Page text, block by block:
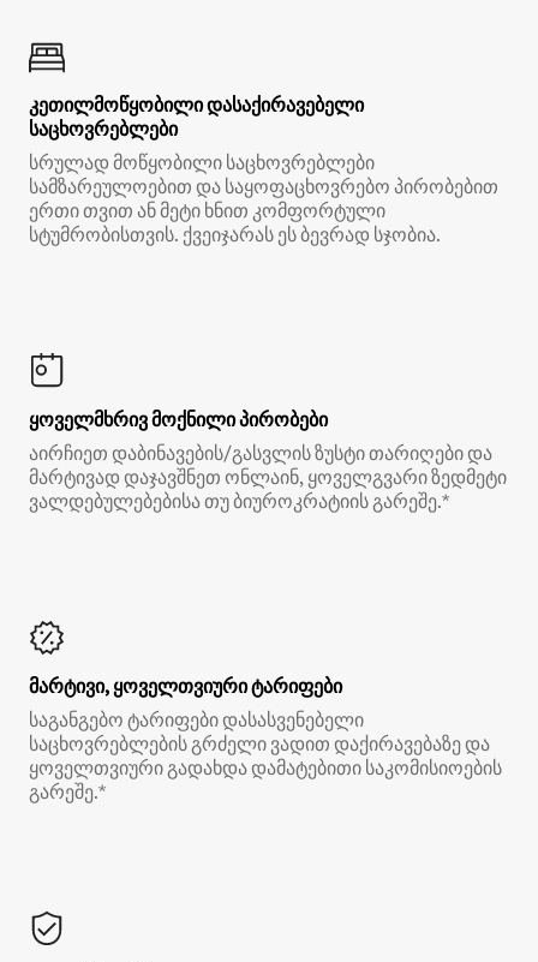
კეთილმოწყობილი დასაქირავებელი
საცხოვრებლები
სრულად მოწყობილი საცხოვრებლები
სამზარეულოებით და საყოფაცხოვრებო პირობებით
ერთი თვით ან მეტი ხნით კომფორტული
სტუმრობისთვის. ქვეიჯარას ეს ბევრად სჯობია.
ყოველმხრივ მოქნილი პირობები
აირჩიეთ დაბინავების/გასვლის ზუსტი თარიღები და
მარტივად დაჯავშნეთ ონლაინ, ყოველგვარი ზედმეტი
ვალდებულებებისა თუ ბიუროკრატიის გარეშე.*
მარტივი, ყოველთვიური ტარიფები
საგანგებო ტარიფები დასასვენებელი
საცხოვრებლების გრძელი ვადით დაქირავებაზე და
ყოველთვიური გადახდა დამატებითი საკომისიოების
გარეშე.*